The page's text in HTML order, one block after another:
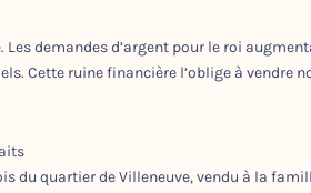
demandes d’argent pour le roi
Cette ruine financière l’oblige à vendre
du quartier de Villeneuve, vendu à la